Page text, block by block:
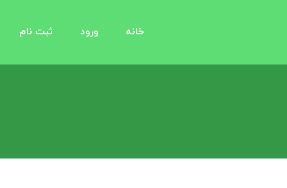
خانه ورود ثبت نام